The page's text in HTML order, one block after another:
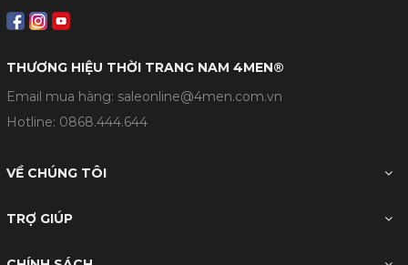
THƯƠNG HIỆU THỜI TRANG NAM 4MEN®
Email mua hàng: saleonline@4men.com.vn
Hotline: 0868.444.644
VỀ CHÚNG TÔI
TRỢ GIÚP